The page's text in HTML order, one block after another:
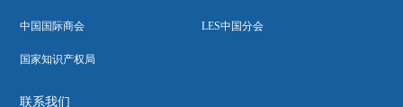
中国国际商会 LES中国分会
国家知识产权局
联系我们